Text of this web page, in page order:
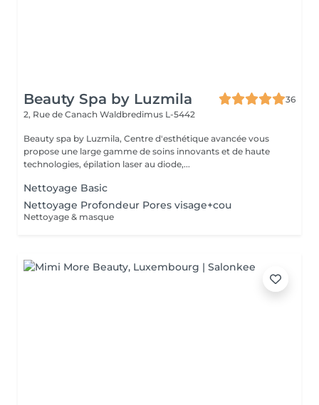
Beauty Spa by Luzmila
36
2, Rue de Canach Waldbredimus L-5442
Beauty spa by Luzmila, Centre d'esthétique avancée vous
propose une large gamme de soins innovants et de haute
technologies, épilation laser au diode,...
Nettoyage Basic
Nettoyage Profondeur Pores visage+cou
Nettoyage & masque